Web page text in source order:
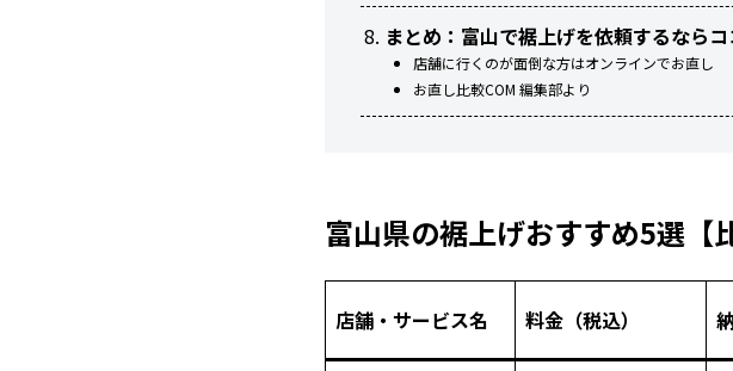
まとめ：富山で裾上げを依頼するならコ
店舗に行くのが面倒な方はオンラインでお直し
お直し比較COM 編集部より
富山県の裾上げおすすめ5選【
店舗・サービス名 料金（税込）